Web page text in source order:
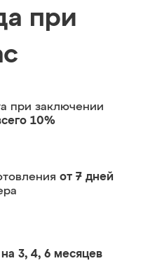
при
при заключении
10%
от 7 дней
на 3, 4, 6 месяцев